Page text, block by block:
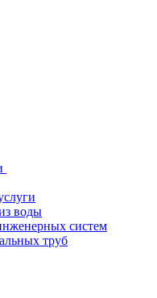
воды
систем
труб